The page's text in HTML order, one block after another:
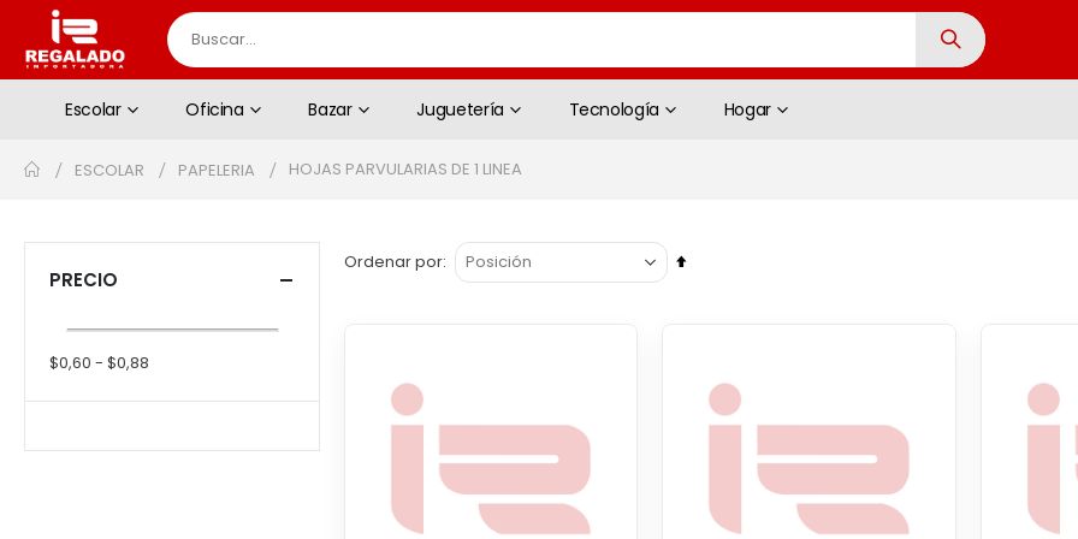
Escolar Oficina Bazar Juguetería Tecnología Hogar
ESCOLAR PAPELERIA HOJAS PARVULARIAS DE 1 LINEA
Ordenar por
Fijar
PRECIO
$0,60 - $0,88